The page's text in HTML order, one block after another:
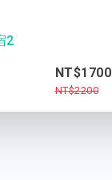
2
NT$1700
NT$2200